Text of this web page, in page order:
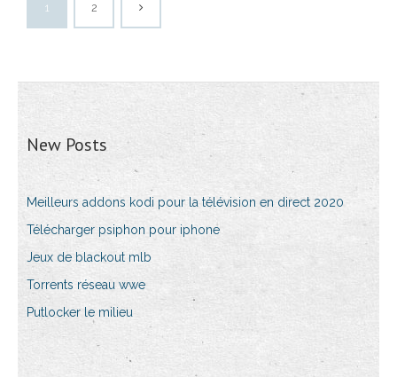
1 2
New Posts
Meilleurs addons kodi pour la télévision en direct 2020
Télécharger psiphon pour iphone
Jeux de blackout mlb
Torrents réseau wwe
Putlocker le milieu